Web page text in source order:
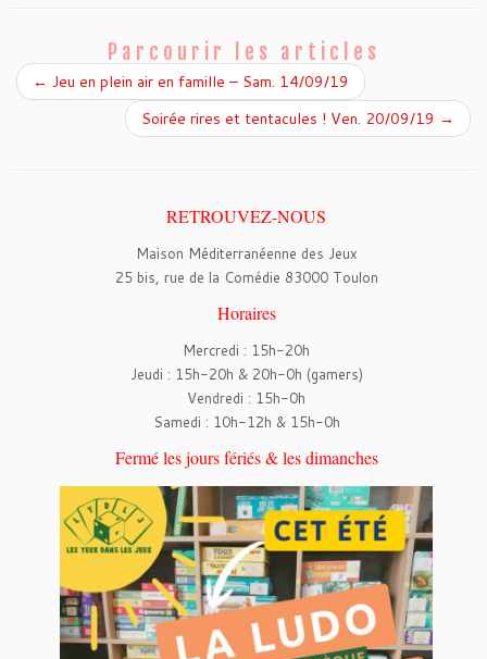
k
Parcourir les articles
← Jeu en plein air en famille – Sam. 14/09/19
Soirée rires et tentacules ! Ven. 20/09/19 →
RETROUVEZ-NOUS
Maison Méditerranéenne des Jeux
25 bis, rue de la Comédie 83000 Toulon
Horaires
Mercredi : 15h-20h
Jeudi : 15h-20h & 20h-0h (gamers)
Vendredi : 15h-0h
Samedi : 10h-12h & 15h-0h
Fermé les jours fériés & les dimanches